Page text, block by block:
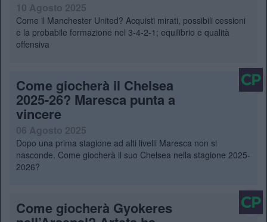
Come il Manchester United? Acquisti mirati, possibili cessioni
e la probabile formazione nel 3-4-2-1; equilibrio e qualità
offensiva
Come giocherà il Chelsea
2025-26? Maresca punta a
vincere
06 Agosto 2025
Dopo una prima stagione ad alti livelli Maresca non si
nasconde. Come giocherà il suo Chelsea nella stagione 2025-
2026?
Come giocherà Gyokeres